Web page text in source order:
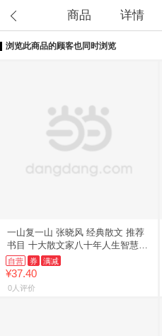
商品 详情
浏览此商品的顾客也同时浏览
一山复一山 张晓风 经典散文 推荐
书目 十大散文家八十年人生智慧
给跋涉者的力量之书
自营 券 满减
¥37.40
0人评价